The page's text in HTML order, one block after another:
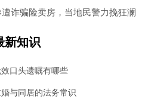
诈骗险卖房，当地民警力挽狂澜
新知识
口头遗嘱有哪些
与同居的法务常识